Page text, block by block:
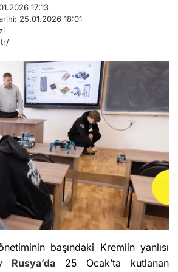
17:13
25.01.2026 18:01
başındaki Kremlin yanlısı
Rusya’da 25 Ocak’ta kutlanan